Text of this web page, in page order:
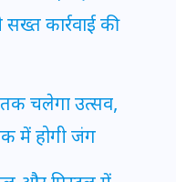
कार्रवाई की
चलेगा उत्सव,
में होगी जंग